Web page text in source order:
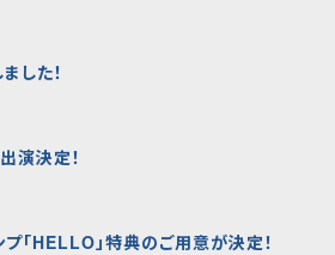
した！
演決定！
「HELLO」特典のご用意が決定！